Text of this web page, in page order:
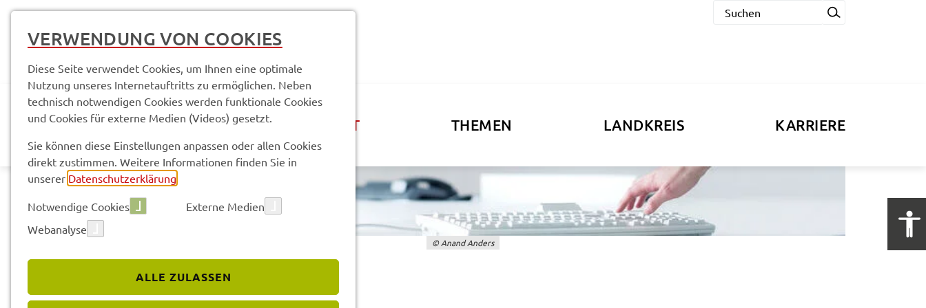
AKTUELLES LANDRATSAMT THEMEN LANDKREIS KARRIERE
© Anand Anders
VERWENDUNG VON COOKIES
Diese Seite verwendet Cookies, um Ihnen eine optimale
Nutzung unseres Internetauftritts zu ermöglichen. Neben
technisch notwendigen Cookies werden funktionale Cookies
und Cookies für externe Medien (Videos) gesetzt.
Sie können diese Einstellungen anpassen oder allen Cookies
direkt zustimmen. Weitere Informationen finden Sie in
unserer Datenschutzerklärung
Notwendige Cookies
Externe Medien
Webanalyse
ALLE ZULASSEN